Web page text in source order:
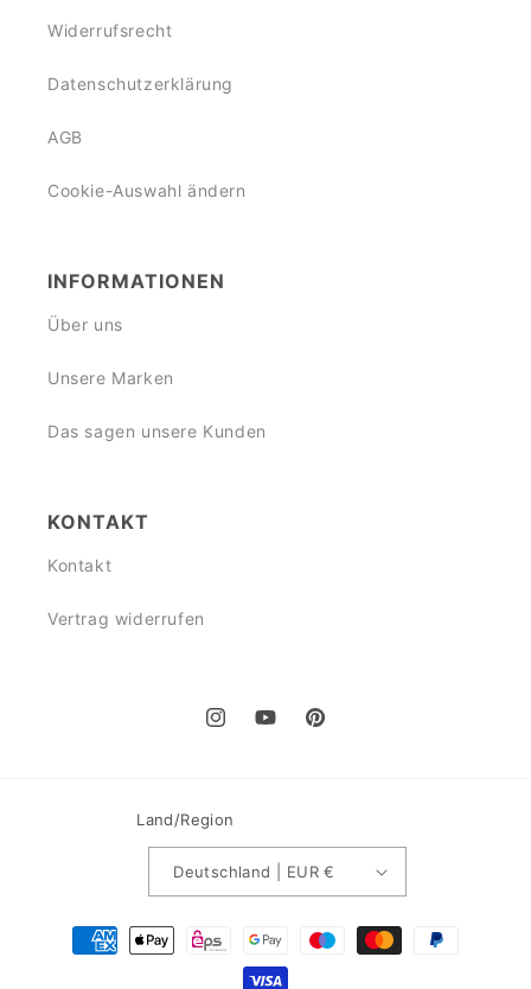
Widerrufsrecht
Datenschutzerklärung
AGB
Cookie-Auswahl ändern
INFORMATIONEN
Über uns
Unsere Marken
Das sagen unsere Kunden
KONTAKT
Kontakt
Vertrag widerrufen
InstagramYouTubePinterest
Land/Region
Deutschland | EUR €
Zahlungsmethoden